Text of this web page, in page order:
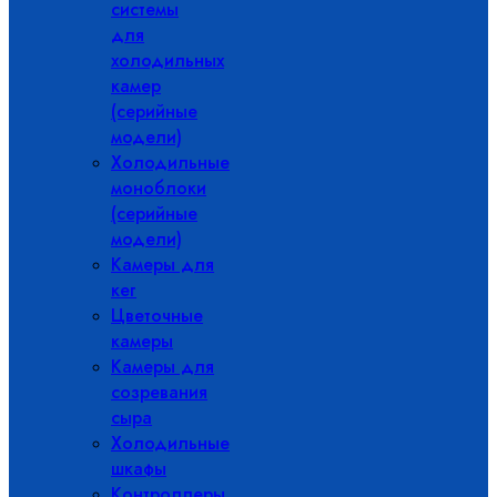
системы
для
холодильных
камер
(серийные
модели)
Холодильные
моноблоки
(серийные
модели)
Камеры для
кег
Цветочные
камеры
Камеры для
созревания
сыра
Холодильные
шкафы